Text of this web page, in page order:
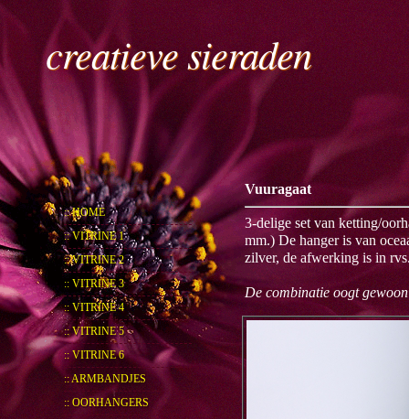
creatieve sieraden
Vuuragaat
3-delige set van ketting/
mm.) De hanger is van
zilver, de afwerking is in
De combinatie oogt
:: HOME
:: VITRINE 1
:: VITRINE 2
:: VITRINE 3
:: VITRINE 4
:: VITRINE 5
:: VITRINE 6
:: ARMBANDJES
:: OORHANGERS